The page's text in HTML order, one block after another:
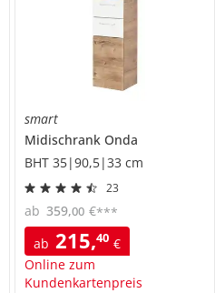
smart
Midischrank Onda
BHT 35|90,5|33 cm
23
ab 215,40 €
Online zum
Kundenkartenpreis
ab 359,00 €***